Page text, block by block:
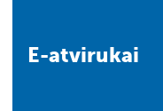
E-atvirukai